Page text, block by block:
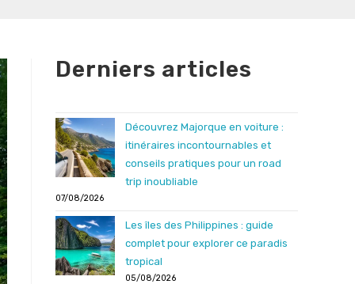
Derniers articles
Découvrez Majorque en voiture :
itinéraires incontournables et
conseils pratiques pour un road
trip inoubliable
07/08/2026
Les îles des Philippines : guide
complet pour explorer ce paradis
tropical
05/08/2026